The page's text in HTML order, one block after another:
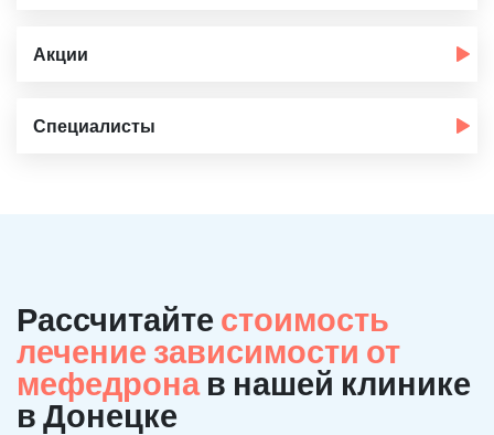
Акции
Специалисты
Рассчитайте стоимость
лечение зависимости от
мефедрона в нашей клинике
в Донецке